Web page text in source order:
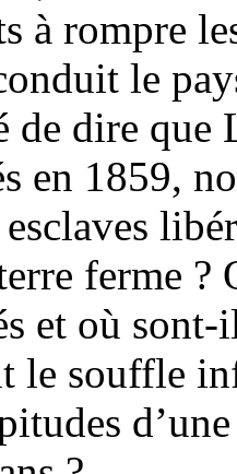
à rompre
le
de dire que
en 1859,
ferme ?
et où sont-
le souffle